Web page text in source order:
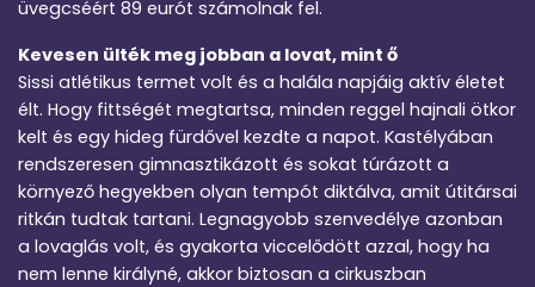
üvegcséért 89 eurót számolnak fel.
Kevesen ülték meg jobban a lovat, mint ő
Sissi atlétikus termet volt és a halála napjáig aktív életet
élt. Hogy fittségét megtartsa, minden reggel hajnali ötkor
kelt és egy hideg fürdővel kezdte a napot. Kastélyában
rendszeresen gimnasztikázott és sokat túrázott a
környező hegyekben olyan tempót diktálva, amit útitársai
ritkán tudtak tartani. Legnagyobb szenvedélye azonban
a lovaglás volt, és gyakorta viccelődött azzal, hogy ha
nem lenne királyné, akkor biztosan a cirkuszban